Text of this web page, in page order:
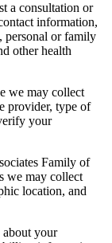
a consultation or
information,
personal or family
other health
we may collect
provider, type of
your
Family of
we may collect
location, and
your